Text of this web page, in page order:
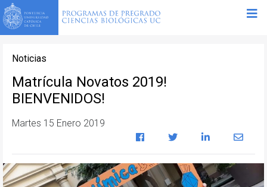
Noticias
Matrícula Novatos 2019!
BIENVENIDOS!
Martes 15 Enero 2019